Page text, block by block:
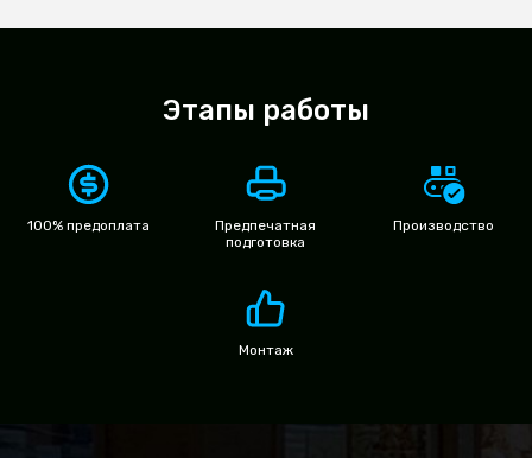
Этапы работы
100% предоплата
Предпечатная
подготовка
Производство
Монтаж